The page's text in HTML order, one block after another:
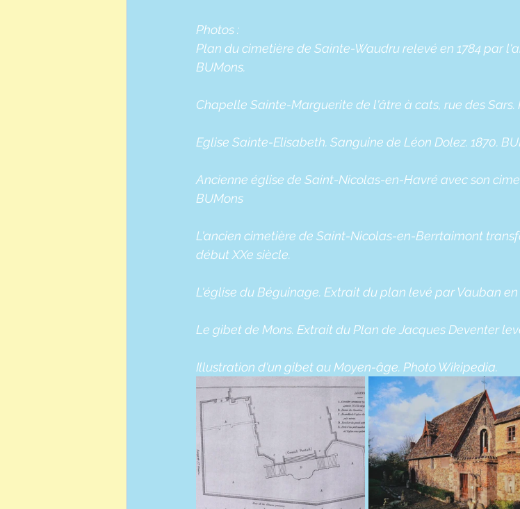
Photos :
Plan du cimetière de Sainte-Waudru relevé en 1784 par
BUMons.
Chapelle Sainte-Marguerite de l'âtre à cats, rue des Sars.
Eglise Sainte-Elisabeth. Sanguine de Léon Dolez. 1870.
Ancienne église de Saint-Nicolas-en-Havré avec son
BUMons
L'ancien cimetière de Saint-Nicolas-en-Berrtaimont
début XXe siècle.
L'église du Béguinage. Extrait du plan levé par Vauban en
Le gibet de Mons. Extrait du Plan de Jacques Deventer
Illustration d'un gibet au Moyen-âge. Photo Wikipedia.